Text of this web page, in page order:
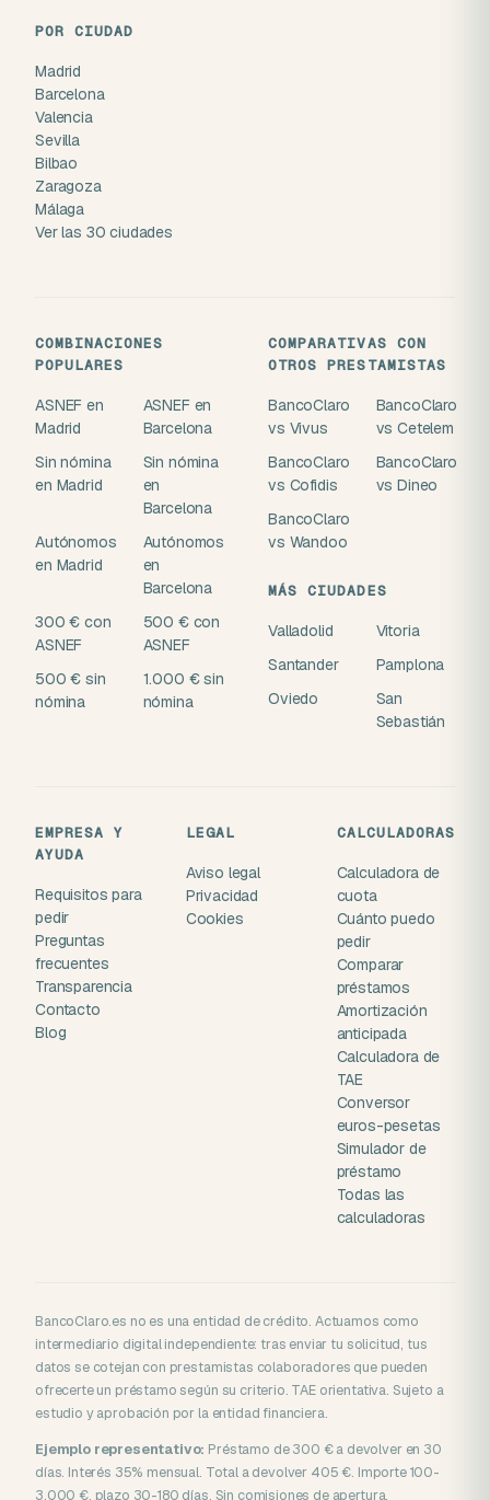
POR CIUDAD
Madrid
Barcelona
Valencia
Sevilla
Bilbao
Zaragoza
Málaga
Ver las 30 ciudades
COMBINACIONES
POPULARES
ASNEF en
Madrid
ASNEF en
Barcelona
Sin nómina
en Madrid
Sin nómina
en
Barcelona
Autónomos
en Madrid
Autónomos
en
Barcelona
300 € con
ASNEF
500 € con
ASNEF
500 € sin
nómina
1.000 € sin
nómina
COMPARATIVAS CON
OTROS PRESTAMISTAS
BancoClaro
vs Vivus
BancoClaro
vs Cetelem
BancoClaro
vs Cofidis
BancoClaro
vs Dineo
BancoClaro
vs Wandoo
MÁS CIUDADES
Valladolid
Vitoria
Santander
Pamplona
Oviedo
San
Sebastián
EMPRESA Y
AYUDA
Requisitos para
pedir
Preguntas
frecuentes
Transparencia
Contacto
Blog
LEGAL
Aviso legal
Privacidad
Cookies
CALCULADORAS
Calculadora de
cuota
Cuánto puedo
pedir
Comparar
préstamos
Amortización
anticipada
Calculadora de
TAE
Conversor
euros-pesetas
Simulador de
préstamo
Todas las
calculadoras
BancoClaro.es no es una entidad de crédito. Actuamos como
intermediario digital independiente: tras enviar tu solicitud, tus
datos se cotejan con prestamistas colaboradores que pueden
ofrecerte un préstamo según su criterio. TAE orientativa. Sujeto a
estudio y aprobación por la entidad financiera.
Ejemplo representativo: Préstamo de 300 € a devolver en 30
días. Interés 35% mensual. Total a devolver 405 €. Importe 100-
3.000 €, plazo 30-180 días. Sin comisiones de apertura.